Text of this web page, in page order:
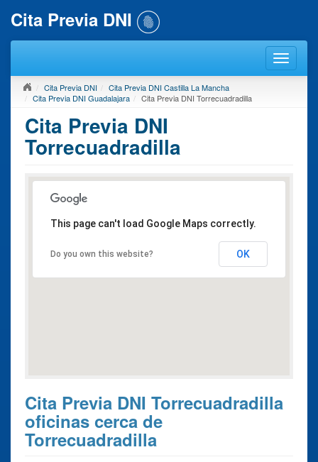
Cita Previa DNI
Cita Previa DNI
Cita Previa DNI Castilla La Mancha
Cita Previa DNI Guadalajara
Cita Previa DNI Torrecuadradilla
Cita Previa DNI
Torrecuadradilla
This page can't load Google Maps correctly.
Do you own this website? OK
Cita Previa DNI Torrecuadradilla
oficinas cerca de
Torrecuadradilla